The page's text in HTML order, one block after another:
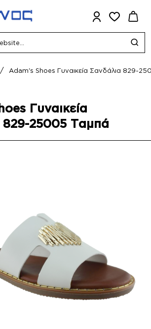
Γυναικεία
829-25005 Ταμπά
Adam's Shoes Γυναικεία Σανδάλια 829-